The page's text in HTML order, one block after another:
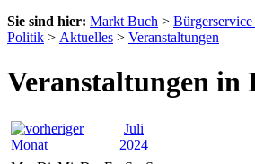
Sie sind hier: Markt Buch > Bürgerservice
Politik > Aktuelles > Veranstaltungen
Veranstaltungen in
Juli
2024